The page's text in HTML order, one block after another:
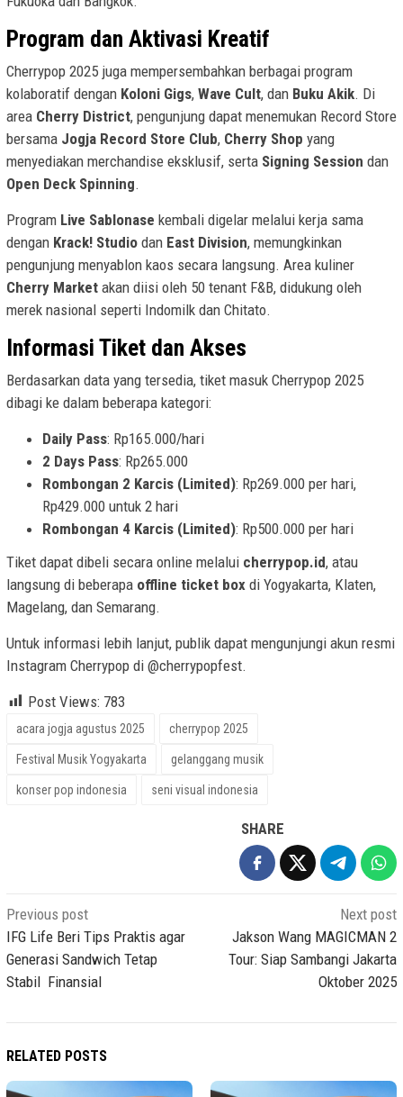
Program dan Aktivasi Kreatif
Cherrypop 2025 juga mempersembahkan berbagai program
kolaboratif dengan Koloni Gigs, Wave Cult, dan Buku Akik. Di
area Cherry District, pengunjung dapat menemukan Record Store
bersama Jogja Record Store Club, Cherry Shop yang
menyediakan merchandise eksklusif, serta Signing Session dan
Open Deck Spinning.
Program Live Sablonase kembali digelar melalui kerja sama
dengan Krack! Studio dan East Division, memungkinkan
pengunjung menyablon kaos secara langsung. Area kuliner
Cherry Market akan diisi oleh 50 tenant F&B, didukung oleh
merek nasional seperti Indomilk dan Chitato.
Informasi Tiket dan Akses
Berdasarkan data yang tersedia, tiket masuk Cherrypop 2025
dibagi ke dalam beberapa kategori:
Daily Pass: Rp165.000/hari
2 Days Pass: Rp265.000
Rombongan 2 Karcis (Limited): Rp269.000 per hari,
Rp429.000 untuk 2 hari
Rombongan 4 Karcis (Limited): Rp500.000 per hari
Tiket dapat dibeli secara online melalui cherrypop.id, atau
langsung di beberapa offline ticket box di Yogyakarta, Klaten,
Magelang, dan Semarang.
Untuk informasi lebih lanjut, publik dapat mengunjungi akun resmi
Instagram Cherrypop di @cherrypopfest.
Post Views: 783
acara jogja agustus 2025 cherrypop 2025
Festival Musik Yogyakarta gelanggang musik
konser pop indonesia seni visual indonesia
SHARE
Post
navigation
Previous post
IFG Life Beri Tips Praktis agar
Generasi Sandwich Tetap
Stabil Finansial
Next post
Jakson Wang MAGICMAN 2
Tour: Siap Sambangi Jakarta
Oktober 2025
RELATED POSTS